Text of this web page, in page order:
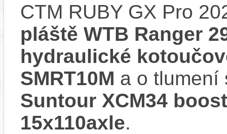
CTM RUBY GX Pro
pláště WTB Ranger
hydraulické
SMRT10M a o
Suntour XCM34
15x110axle.